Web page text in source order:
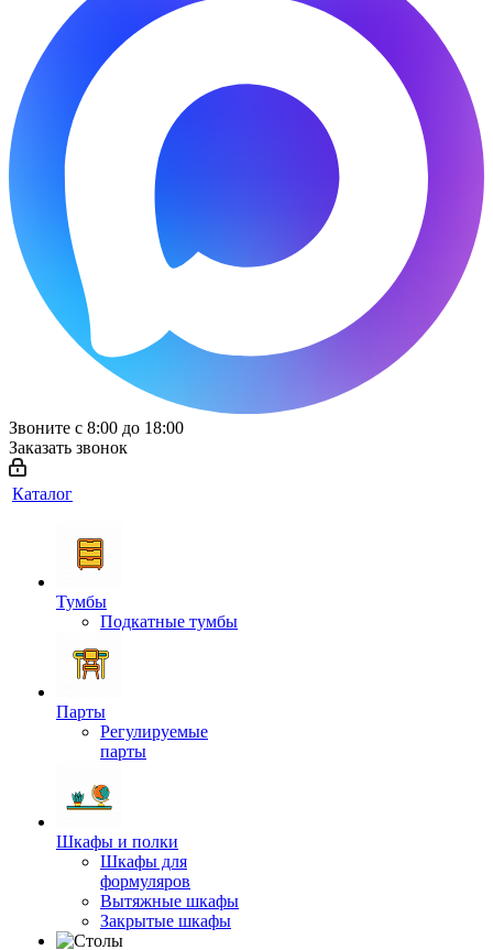
Звоните с 8:00 до 18:00
Заказать звонок
Каталог
Тумбы
Подкатные тумбы
Парты
Регулируемые
парты
Шкафы и полки
Шкафы для
формуляров
Вытяжные шкафы
Закрытые шкафы